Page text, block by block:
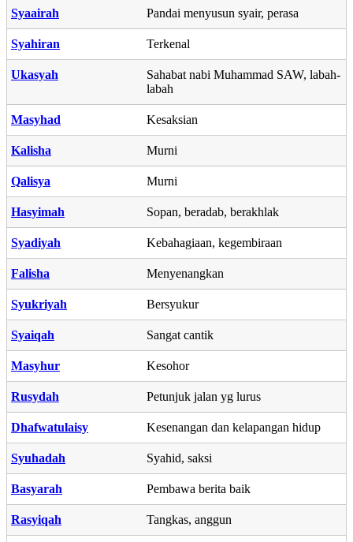
Syaairah Pandai menyusun syair, perasa
Syahiran Terkenal
Ukasyah
Sahabat nabi Muhammad SAW, labah-
labah
Masyhad Kesaksian
Kalisha Murni
Qalisya Murni
Hasyimah Sopan, beradab, berakhlak
Syadiyah Kebahagiaan, kegembiraan
Falisha Menyenangkan
Syukriyah Bersyukur
Syaiqah Sangat cantik
Masyhur Kesohor
Rusydah Petunjuk jalan yg lurus
Dhafwatulaisy Kesenangan dan kelapangan hidup
Syuhadah Syahid, saksi
Basyarah Pembawa berita baik
Rasyiqah Tangkas, anggun